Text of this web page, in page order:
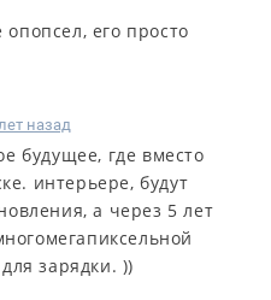
его просто
назад
будущее, где вместо
интерьере, будут
а через 5 лет
зарядки. ))